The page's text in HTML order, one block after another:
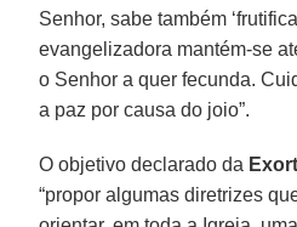
Senhor, sabe também
evangelizadora mantém-se
o Senhor a quer fecunda.
a paz por causa do joio”.
O objetivo declarado da
“propor algumas diretrizes